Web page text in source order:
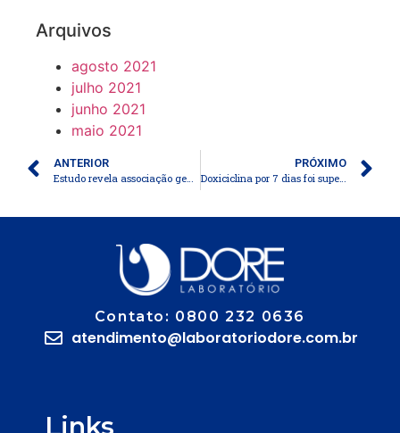
Arquivos
agosto 2021
julho 2021
junho 2021
maio 2021
ANTERIOR
PRÓXIMO
Doxiciclina por 7 dias foi superior à azitromicina em dose única para o tratamento da Chlamydia trachomatis retal assintomática
Contato: 0800 232 0636
atendimento@laboratoriodore.com.br
Links